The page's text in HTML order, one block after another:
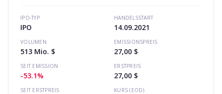
IPO-TYP
IPO
HANDELSSTART
14.09.2021
VOLUMEN
513 Mio. $
EMISSIONSPREIS
27,00 $
SEIT EMISSION
-53.1%
ERSTPREIS
27,00 $
SEIT ERSTPREIS KURS (EOD)